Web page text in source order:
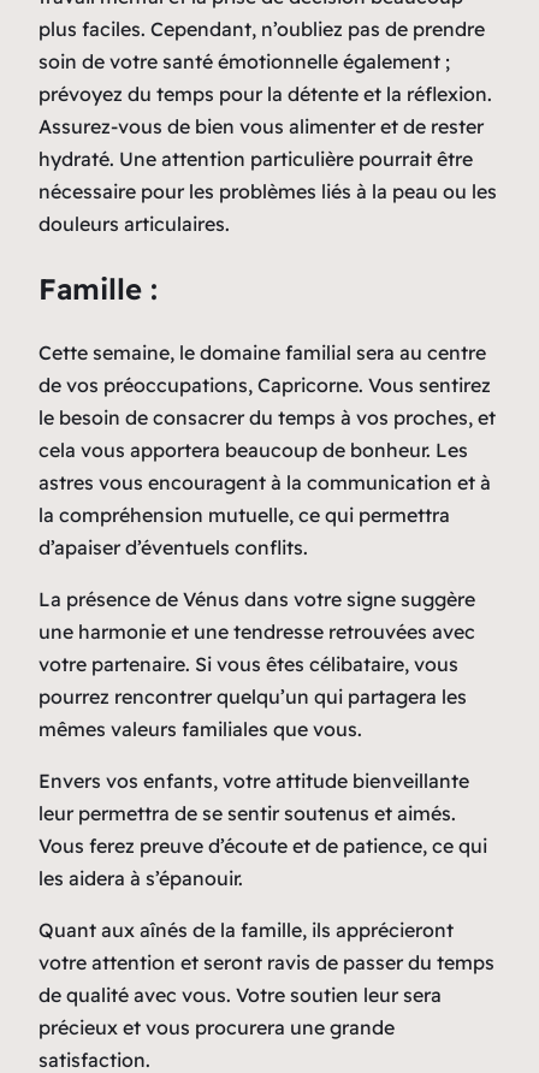
plus faciles. Cependant, n’oubliez pas de prendre
soin de votre santé émotionnelle également ;
prévoyez du temps pour la détente et la réflexion.
Assurez-vous de bien vous alimenter et de rester
hydraté. Une attention particulière pourrait être
nécessaire pour les problèmes liés à la peau ou les
douleurs articulaires.
Famille :
Cette semaine, le domaine familial sera au centre
de vos préoccupations, Capricorne. Vous sentirez
le besoin de consacrer du temps à vos proches, et
cela vous apportera beaucoup de bonheur. Les
astres vous encouragent à la communication et à
la compréhension mutuelle, ce qui permettra
d’apaiser d’éventuels conflits.
La présence de Vénus dans votre signe suggère
une harmonie et une tendresse retrouvées avec
votre partenaire. Si vous êtes célibataire, vous
pourrez rencontrer quelqu’un qui partagera les
mêmes valeurs familiales que vous.
Envers vos enfants, votre attitude bienveillante
leur permettra de se sentir soutenus et aimés.
Vous ferez preuve d’écoute et de patience, ce qui
les aidera à s’épanouir.
Quant aux aînés de la famille, ils apprécieront
votre attention et seront ravis de passer du temps
de qualité avec vous. Votre soutien leur sera
précieux et vous procurera une grande
satisfaction.